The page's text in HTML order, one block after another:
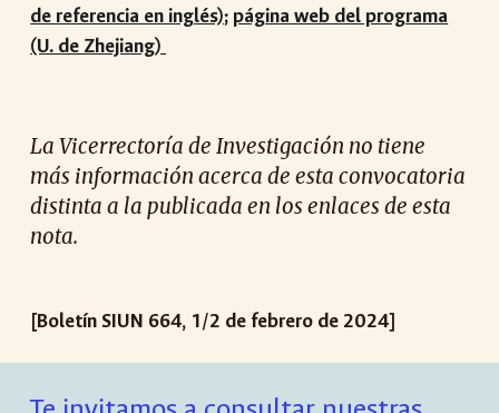
de referencia en inglés); página web del programa
(U. de Zhejiang)
La Vicerrectoría de Investigación no tiene
más información acerca de esta convocatoria
distinta a la publicada en los enlaces de esta
nota.
[Boletín SIUN 664, 1/2 de febrero de 2024]